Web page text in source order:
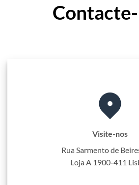
Visite-nos
Rua Sarmento de
Loja A 1900-411